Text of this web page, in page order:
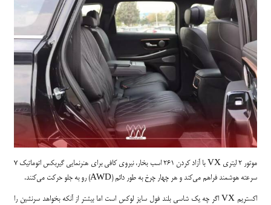
موتور 2 لیتری VX با آزاد کردن 261 اسب بخار، نیروی کافی برای هنرنمایی گیربکس اتوماتیک 7
سرعته هوشمند فراهم می‌کند و هر چهار چرخ به طور دائم (AWD) رو به جلو حرکت می‌کنند.
اکستریم VX اگر چه یک شاسی بلند فول سایز لوکس است اما بیشتر از آنکه بخواهد سرنشین را